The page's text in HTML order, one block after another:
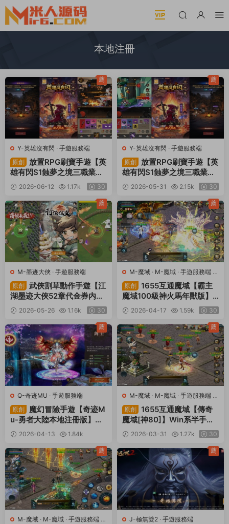
本地注冊
Y-英雄沒有閃 · 手遊服務端
原創
放置RPG刷寶手遊【英
雄有閃S1蝕夢之境三職業代
金券内購修複版】Linux手工
服務端+本地注冊+運維後台
+管理後台+代理後台+CDK
授權後台+安卓蘋果雙端+視
頻架設教程
2026-06-12 1.17k 30
薦
Y-英雄沒有閃 · 手遊服務端
原創
放置RPG刷寶手遊【英
雄有閃S1蝕夢之境三職業代
金券内購版】Linux手工服務
端+本地注冊+運維後台+管
理後台+代理後台+CDK授權
後台+安卓蘋果雙端+視頻架
設教程
2026-05-31 2.15k 30
薦
M-墨迹大俠 · 手遊服務端
原創
武俠割草動作手遊【江
湖墨迹大俠52章代金券内購
版】Linux手工服務端+本地
注冊驗證+CDK授權後台+安
卓蘋果雙端+視頻架設教程
2026-05-26 1.16k 30
薦
M-魔域 · M-魔域 · 手遊服務端 ·
端遊服務端
原創
1655互通魔域【霸主
魔域100級神火馬年獸版】
Win系半手工服務端+本地驗
證+本地注冊+全套工具+視
頻架設教程
2026-04-17 1.59k 30
薦
Q-奇迹MU · 手遊服務端
原創
魔幻冒險手遊【奇迹M
u-勇者大陸本地注冊版】最
新整理Ubuntu服務端+安卓
蘋果雙端+GM後台+前後端
全套源碼+視頻架設教程
2026-04-13
1.84k
薦
M-魔域 · M-魔域 · 手遊服務端 ·
端遊服務端
原創
1655互通魔域【傳奇
魔域[神80]】Win系半手工
服務端+本地驗證+本地注冊
+全套工具+視頻架設教程
2026-03-31 1.27k 30
薦
M-魔域 · M-魔域 · 手遊服務端 ·
薦
J-極無雙2 · 手遊服務端
薦